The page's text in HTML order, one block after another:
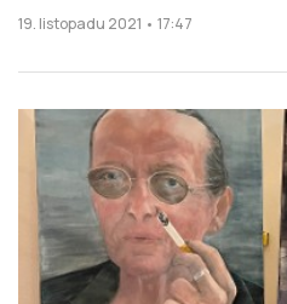
19. listopadu 2021 • 17:47